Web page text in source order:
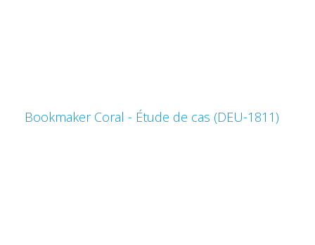
Bookmaker Coral - Étude de cas (DEU-1811)